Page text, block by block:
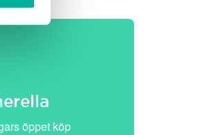
öppet köp